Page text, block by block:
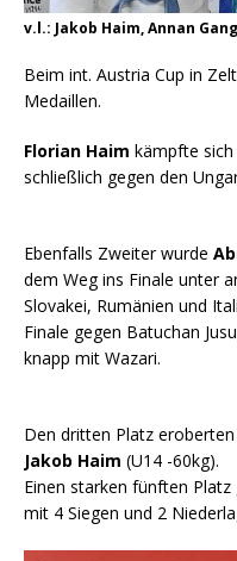
v.l.: Jakob Haim, Annan
Beim int. Austria Cup in
Medaillen.
Florian Haim kämpfte sich
schließlich gegen den
Ebenfalls Zweiter wurde
dem Weg ins Finale unter
Slovakei, Rumänien und
Finale gegen Batuchan
knapp mit Wazari.
Den dritten Platz eroberten
Jakob Haim (U14 -60kg).
Einen starken fünften
mit 4 Siegen und 2